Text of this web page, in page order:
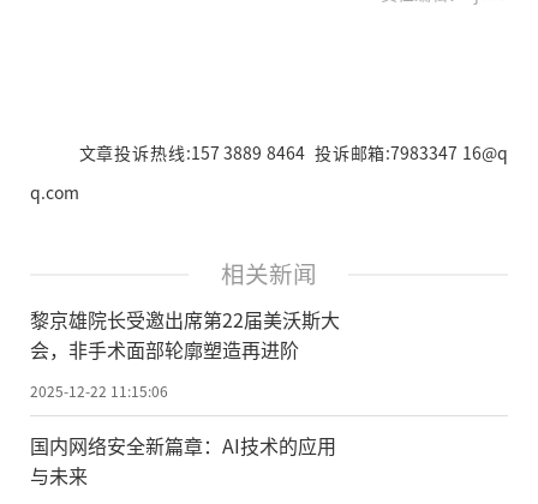
文章投诉热线:157 3889 8464 投诉邮箱:7983347 16@q
q.com
相关新闻
黎京雄院长受邀出席第22届美沃斯大
会，非手术面部轮廓塑造再进阶
2025-12-22 11:15:06
国内网络安全新篇章：AI技术的应用
与未来